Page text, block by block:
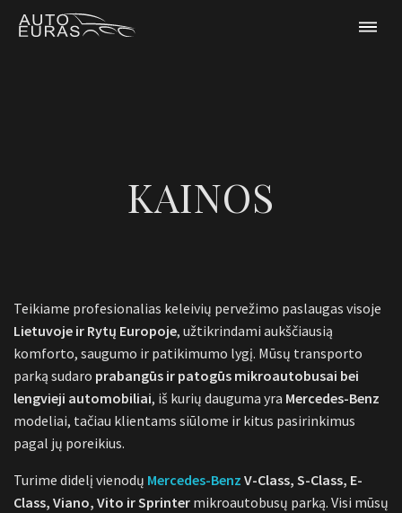
KAINOS
Teikiame profesionalias keleivių pervežimo paslaugas visoje
Lietuvoje ir Rytų Europoje, užtikrindami aukščiausią
komforto, saugumo ir patikimumo lygį. Mūsų transporto
parką sudaro prabangūs ir patogūs mikroautobusai bei
lengvieji automobiliai, iš kurių dauguma yra Mercedes-Benz
modeliai, tačiau klientams siūlome ir kitus pasirinkimus
pagal jų poreikius.
Turime didelį vienodų Mercedes-Benz V-Class, S-Class, E-
Class, Viano, Vito ir Sprinter mikroautobusų parką. Visi mūsų